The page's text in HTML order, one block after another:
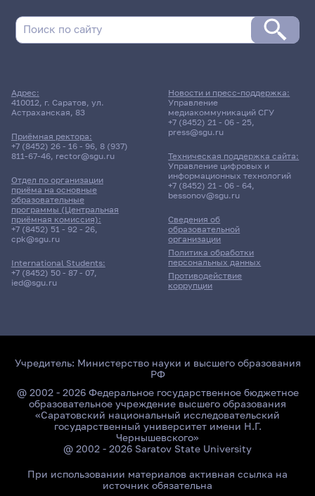
Адрес:
410012, г. Саратов, ул.
Астраханская, 83
Приёмная ректора:
+7 (8452) 26 - 16 - 96, 8 (937)
811-67-46, rector@sgu.ru
Отдел по организации
приёма на основные
образовательные
программы (Центральная
приёмная комиссия):
+7 (8452) 51 - 92 - 26,
cpk@sgu.ru
International Students:
+7 (8452) 50 - 87 - 07,
ied@sgu.ru
Сведения об
образовательной
организации
Политика обработки
персональных данных
Противодействие
коррупции
Новости и пресс-поддержка:
Управление
медиакоммуникаций СГУ
+7 (8452) 21 - 06 - 25,
press@sgu.ru
Техническая поддержка сайта:
Управление цифровых и
информационных технологий
+7 (8452) 21 - 06 - 64,
bessonov@sgu.ru
Учредитель: Министерство науки и высшего образования
РФ
@ 2002 - 2026 Федеральное государственное бюджетное
образовательное учреждение высшего образования
«Саратовский национальный исследовательский
государственный университет имени Н.Г.
Чернышевского»
@ 2002 - 2026 Saratov State University
При использовании материалов активная ссылка на
источник обязательна